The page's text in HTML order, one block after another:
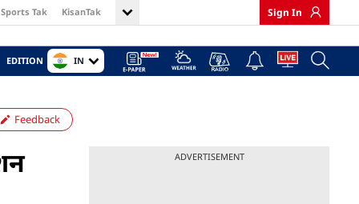
Sports Tak KisanTak Sign In
EDITION IN
Feedback
ADVERTISEMENT